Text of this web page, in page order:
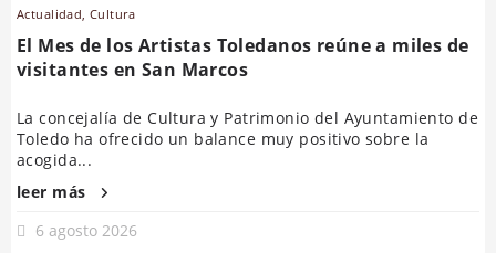
Actualidad,Cultura
El Mes de los Artistas Toledanos reúne a miles de
visitantes en San Marcos
La concejalía de Cultura y Patrimonio del Ayuntamiento de
Toledo ha ofrecido un balance muy positivo sobre la
acogida...
leer más
6 agosto 2026